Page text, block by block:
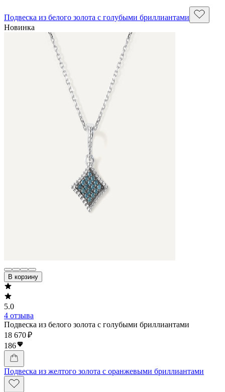
Подвеска из белого золота с голубыми бриллиантами
Новинка
В корзину
5.0
4 отзыва
Подвеска из белого золота с голубыми бриллиантами
18 670 ₽
186
Подвеска из желтого золота с оранжевыми бриллиантами